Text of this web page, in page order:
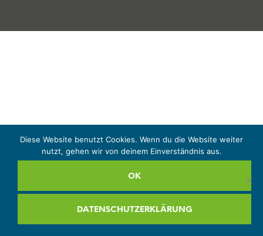
Diese Website benutzt Cookies. Wenn du die Website weiter
nutzt, gehen wir von deinem Einverständnis aus.
OK
DATENSCHUTZERKLÄRUNG